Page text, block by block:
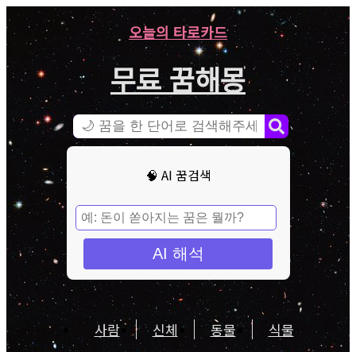
오늘의 타로카드
무료 꿈해몽
🧠 AI 꿈검색
AI 해석
사람 신체 동물 식물